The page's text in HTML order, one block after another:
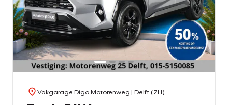
Vakgarage Digo Motorenweg | Delft (ZH)